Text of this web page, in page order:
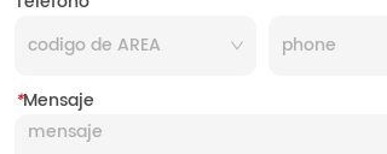
*Mensaje